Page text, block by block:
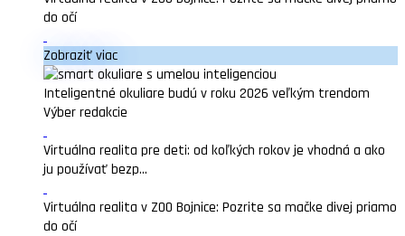
do očí
Zobraziť viac
Inteligentné okuliare budú v roku 2026 veľkým trendom
Výber redakcie
Virtuálna realita pre deti: od koľkých rokov je vhodná a ako
ju používať bezp...
Virtuálna realita v ZOO Bojnice: Pozrite sa mačke divej priamo
do očí